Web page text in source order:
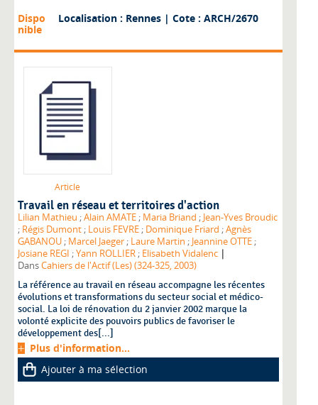
Dispo
nible
Localisation : Rennes | Cote : ARCH/2670
Article
Travail en réseau et territoires d'action
Lilian Mathieu ;Alain AMATE; Maria Briand ;Jean-Yves Broudic
; Régis Dumont; Louis FEVRE; Dominique Friard ;Agnès
GABANOU; Marcel Jaeger; Laure Martin ;Jeannine OTTE;
Josiane REGI ;Yann ROLLIER; Elisabeth Vidalenc |
DansCahiers de l'Actif (Les) (324-325, 2003)
La référence au travail en réseau accompagne les récentes
évolutions et transformations du secteur social et médico-
social. La loi de rénovation du 2 janvier 2002 marque la
volonté explicite des pouvoirs publics de favoriser le
développement des[...]
Plus d'information...
Ajouter à ma sélection